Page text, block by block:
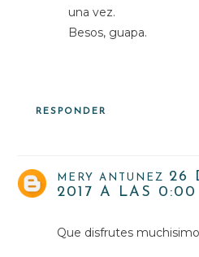
una vez.
Besos, guapa.
RESPONDER
MERY ANTUNEZ
26
2017 A LAS 0:00
Que disfrutes